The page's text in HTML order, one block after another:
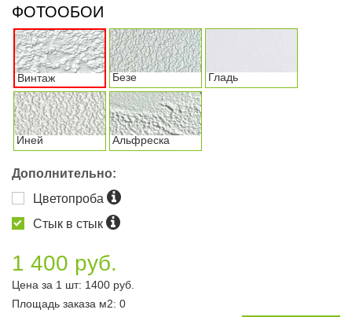
ФОТООБОИ
Винтаж Безе Гладь
Иней Альфреска
Дополнительно:
Цветопроба
Стык в стык
1 400 руб.
Цена за 1 шт: 1400 руб.
Площадь заказа м2: 0